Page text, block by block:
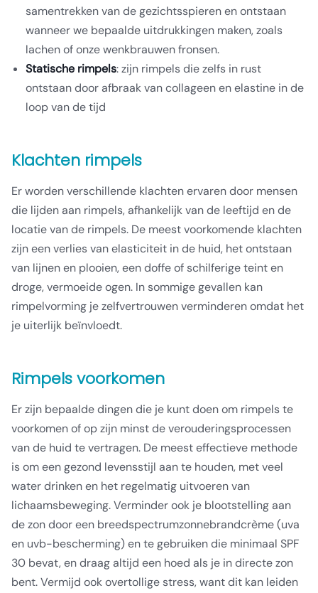
samentrekken van de gezichtsspieren en ontstaan
wanneer we bepaalde uitdrukkingen maken, zoals
lachen of onze wenkbrauwen fronsen.
Statische rimpels: zijn rimpels die zelfs in rust
ontstaan door afbraak van collageen en elastine in de
loop van de tijd
Klachten rimpels
Er worden verschillende klachten ervaren door mensen
die lijden aan rimpels, afhankelijk van de leeftijd en de
locatie van de rimpels. De meest voorkomende klachten
zijn een verlies van elasticiteit in de huid, het ontstaan ​​
van lijnen en plooien, een doffe of schilferige teint en
droge, vermoeide ogen. In sommige gevallen kan
rimpelvorming je zelfvertrouwen verminderen omdat het
je uiterlijk beïnvloedt.
Rimpels voorkomen
Er zijn bepaalde dingen die je kunt doen om rimpels te
voorkomen of op zijn minst de verouderingsprocessen
van de huid te vertragen. De meest effectieve methode
is om een gezond levensstijl aan te houden, met veel
water drinken en het regelmatig uitvoeren van
lichaamsbeweging. Verminder ook je blootstelling aan
de zon door een breedspectrumzonnebrandcrème (uva
en uvb-bescherming) en te gebruiken die minimaal SPF
30 bevat, en draag altijd een hoed als je in directe zon
bent. Vermijd ook overtollige stress, want dit kan leiden